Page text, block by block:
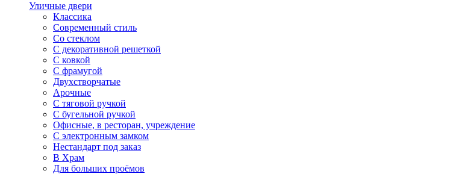
Уличные двери
Классика
Современный стиль
Со стеклом
С декоративной решеткой
С ковкой
С фрамугой
Двухстворчатые
Арочные
С тяговой ручкой
С бугельной ручкой
Офисные, в ресторан, учреждение
С электронным замком
Нестандарт под заказ
В Храм
Для больших проёмов